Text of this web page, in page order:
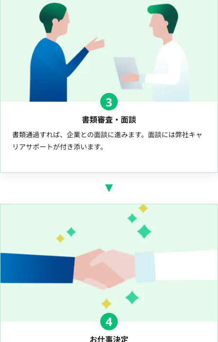
3
書類審査・面談
書類通過すれば、企業との面談に進みます。面談には弊社キャ
リアサポートが付き添います。
4
お仕事決定